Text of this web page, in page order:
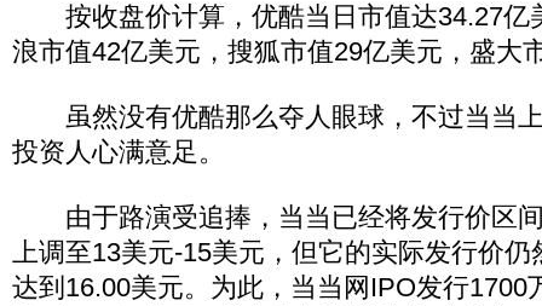
按收盘价计算，优酷当日市值达34.27亿
浪市值42亿美元，搜狐市值29亿美元，盛大
虽然没有优酷那么夺人眼球，不过当当
投资人心满意足。
由于路演受追捧，当当已经将发行价区间
上调至13美元-15美元，但它的实际发行价
达到16.00美元。为此，当当网IPO发行1700